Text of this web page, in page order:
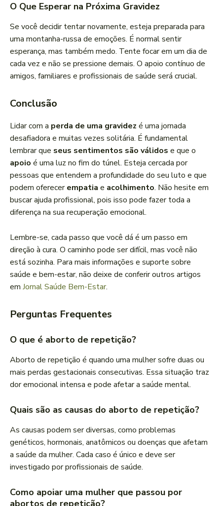
O Que Esperar na Próxima Gravidez
Se você decidir tentar novamente, esteja preparada para
uma montanha-russa de emoções. É normal sentir
esperança, mas também medo. Tente focar em um dia de
cada vez e não se pressione demais. O apoio contínuo de
amigos, familiares e profissionais de saúde será crucial.
Conclusão
Lidar com a perda de uma gravidez é uma jornada
desafiadora e muitas vezes solitária. É fundamental
lembrar que seus sentimentos são válidos e que o
apoio é uma luz no fim do túnel. Esteja cercada por
pessoas que entendem a profundidade do seu luto e que
podem oferecerempatia e acolhimento. Não hesite em
buscar ajuda profissional, pois isso pode fazer toda a
diferença na sua recuperação emocional.
Lembre-se, cada passo que você dá é um passo em
direção à cura. O caminho pode ser difícil, mas você não
está sozinha. Para mais informações e suporte sobre
saúde e bem-estar, não deixe de conferir outros artigos
em Jornal Saúde Bem-Estar.
Perguntas Frequentes
O que é aborto de repetição?
Aborto de repetição é quando uma mulher sofre duas ou
mais perdas gestacionais consecutivas. Essa situação traz
dor emocional intensa e pode afetar a saúde mental.
Quais são as causas do aborto de repetição?
As causas podem ser diversas, como problemas
genéticos, hormonais, anatômicos ou doenças que afetam
a saúde da mulher. Cada caso é único e deve ser
investigado por profissionais de saúde.
Como apoiar uma mulher que passou por
abortos de repetição?